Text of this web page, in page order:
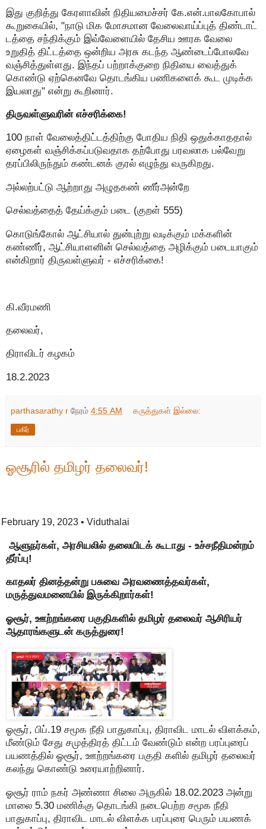
இது குறித்து கேரளாவின் நிதியமைச்சர் கே.என்.பாலகோபால்
கூறுகையில், "நாடு மிக மோசமான வேலைவாய்ப்புத் திண்டாட்
டத்தை சந்திக்கும் இவ்வேளையில் தேசிய ஊரக வேலை
உறுதித் திட்டத்தை ஒன்றிய அரசு கடந்த ஆண்டைப்போலவே
வஞ்சித்துள்ளது. இந்தப் பற்றாக்குறை நிதியை வைத்துக்
கொண்டு ஏற்கெனவே தொடங்கிய பணிகளைக் கூட முடிக்க
இயலாது" என்று கூறினார்.
திருவள்ளுவரின் எச்சரிக்கை!
100 நாள் வேலைத்திட்டத்திற்கு போதிய நிதி ஒதுக்காததால்
ஏழைகள் வஞ்சிக்கப்படுவதாக தற்போது பரவலாக பல்வேறு
தரப்பிலிருந்தும் கண்டனக் குரல் எழுந்து வருகிறது.
அல்லற்பட்டு ஆற்றாது அழுதகண் ணீர்அன்றே
செல்வத்தைத் தேய்க்கும் படை (குறள் 555)
கொடுங்கோல் ஆட்சியால் துன்புற்று வடிக்கும் மக்களின்
கண்ணீர், ஆட்சியாளனின் செல்வத்தை அழிக்கும் படையாகும்
என்கிறார் திருவள்ளுவர் - எச்சரிக்கை!
கி.வீரமணி
தலைவர்,
திராவிடர் கழகம்
18.2.2023
parthasarathy r நேரம் 4:55 AM கருத்துகள் இல்லை:
பகிர்
ஓசூரில் தமிழர் தலைவர்!
19, 2023• Viduthalai
ஆளுநர்கள், அரசியலில் தலையிடக் கூடாது - உச்சநீதிமன்றம்
தீர்ப்பு!
காதலர் தினத்தன்று பசுவை அரவணைத்தவர்கள்,
மருத்துவமனையில் இருக்கிறார்கள்!
ஓசூர், ஊற்றங்கரை பகுதிகளில் தமிழர் தலைவர் ஆசிரியர்
ஆதாரங்களுடன் கருத்துரை!
ஓசூர், பிப்.19 சமூக நீதி பாதுகாப்பு, திராவிட மாடல் விளக்கம்,
மீண்டும் சேது சமுத்திரத் திட்டம் வேண்டும் என்ற பரப்புரைப்
பயணத்தில் ஓசூர், ஊற்றங்கரை பகுதி களில் தமிழர் தலைவர்
கலந்து கொண்டு உரையாற்றினார்.
ஓசூர் ராம் நகர் அண்ணா சிலை அருகில் 18.02.2023 அன்று
மாலை 5.30 மணிக்கு தொடங்கி நடைபெற்ற சமூக நீதி
பாதுகாப்பு, திராவிட மாடல் விளக்க பரப்புரை பெரும் பயணக்